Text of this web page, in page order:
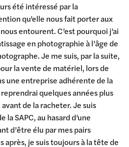
été intéressé par la
qu’elle nous fait porter aux
entourent. C’est pourquoi j’ai
en photographie à l’âge de
Je me suis, par la suite,
la vente de matériel, lors de
une entreprise adhérente de la
quelques années plus
de la racheter. Je suis
SAPC, au hasard d’une
d’être élu par mes pairs
après, je suis toujours à la tête de